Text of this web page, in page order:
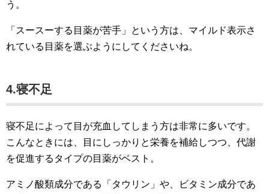
う。
「スースーする目薬が苦手」という方は、マイルド表示さ
れている目薬を選ぶようにしてくださいね。
4.寝不足
寝不足によって目が充血してしまう方は非常に多いです。
こんなときには、目にしっかりと栄養を補給しつつ、代謝
を促進するタイプの目薬がベスト。
アミノ酸類成分である「タウリン」や、ビタミン成分であ